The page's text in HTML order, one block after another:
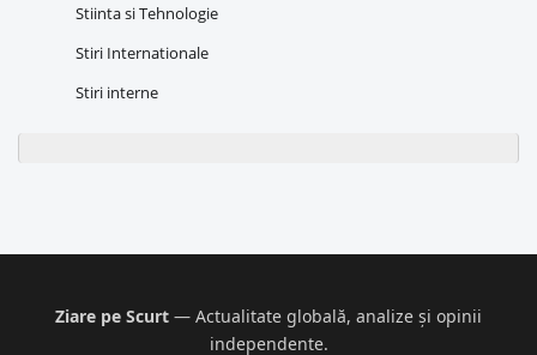
Stiinta si Tehnologie
Stiri Internationale
Stiri interne
Ziare pe Scurt — Actualitate globală, analize și opinii
independente.